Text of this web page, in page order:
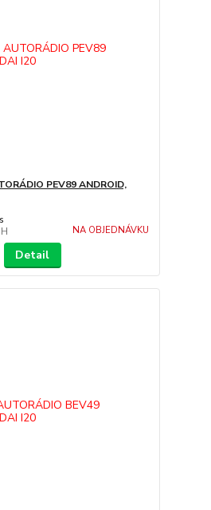
PEV89 ANDROID,
NA OBJEDNÁVKU
Detail